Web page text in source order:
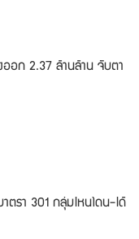
อก 2.37 ล้านล้าน จับตา
ตรา 301 กลุ่มไหนโดน-ได้